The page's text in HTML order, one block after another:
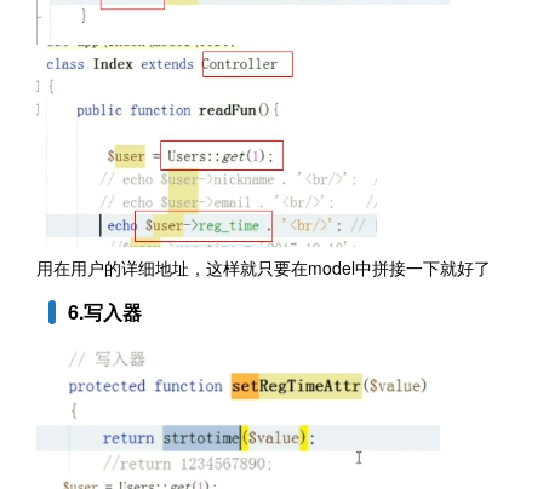
用在用户的详细地址，这样就只要在model中拼接一下就好了
6.写入器